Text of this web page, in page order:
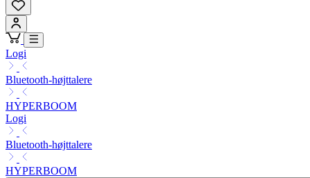
Logi
Bluetooth-højttalere
HYPERBOOM
Logi
Bluetooth-højttalere
HYPERBOOM